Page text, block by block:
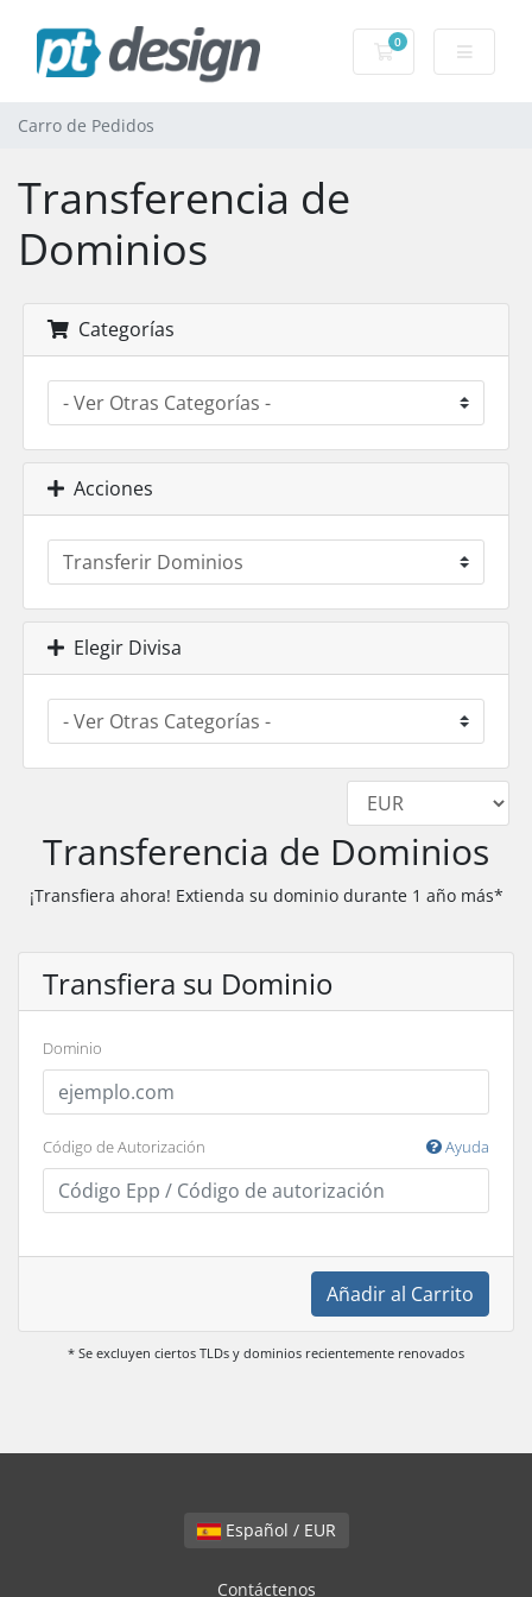
0
Carro de Pedidos
Carro de Pedidos
Transferencia de
Dominios
Categorías
Acciones
Elegir Divisa
Transferencia de Dominios
¡Transfiera ahora! Extienda su dominio durante 1 año más*
Transfiera su Dominio
Dominio
Código de Autorización Ayuda
Añadir al Carrito
* Se excluyen ciertos TLDs y dominios recientemente renovados
Español / EUR
Contáctenos